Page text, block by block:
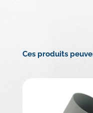
Ces produits